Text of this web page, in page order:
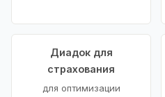
Диадок для
страхования
для оптимизации